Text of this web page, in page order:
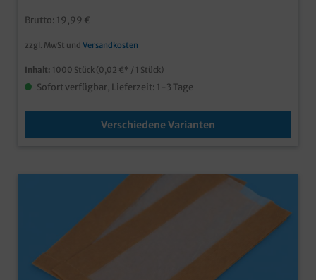
50.000 Stück
Brutto: 19,99 €
zzgl. MwSt und Versandkosten
Inhalt: 1000 Stück (0,02 €* / 1 Stück)
Sofort verfügbar, Lieferzeit: 1-3 Tage
Verschiedene Varianten